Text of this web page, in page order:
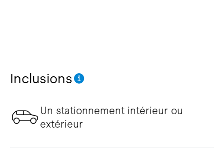
Inclusions
Un stationnement intérieur ou
extérieur